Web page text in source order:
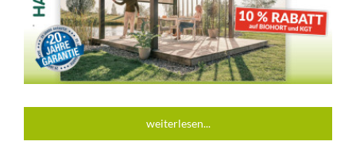
weiterlesen...